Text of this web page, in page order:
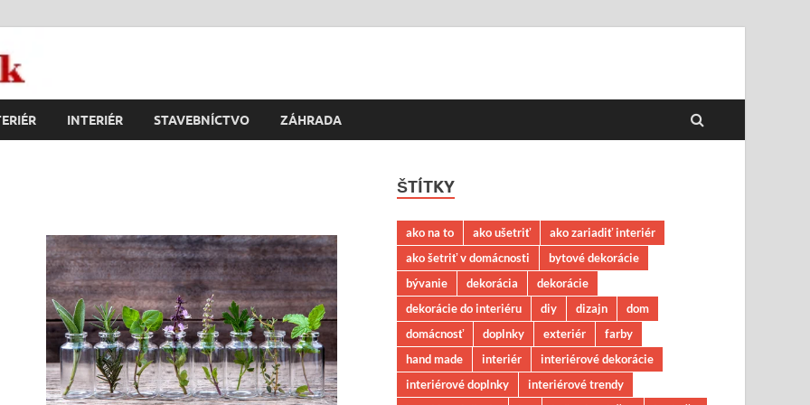
INTERIÉR STAVEBNÍCTVO ZÁHRADA
ŠTÍTKY
ako na to ako ušetriť
ako zariadiť interiér
ako šetriť v domácnosti
bytové dekorácie
bývanie
dekorácia
dekorácie
dekorácie do interiéru
diy dizajn
dom
domácnosť
doplnky exteriér
farby
hand made
interiér
interiérové dekorácie
interiérové doplnky
interiérové trendy